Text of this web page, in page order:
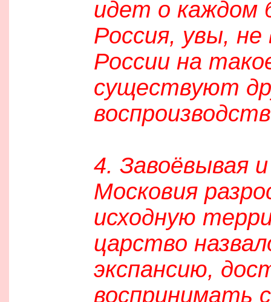
идет о каждом
Россия, увы, не
России на
существуют
4. Завоёвывая
Московия
исходную
царство
экспансию,
воспринимать